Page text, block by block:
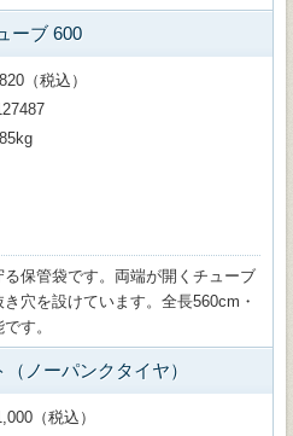
ーブ 600
（税込）
保管袋です。両端が開くチューブ
穴を設けています。全長560cm・
す。
ノーパンクタイヤ）
（税込）